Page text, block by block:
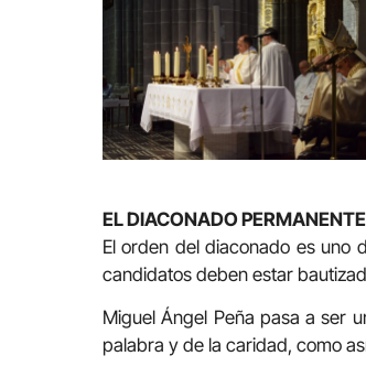
EL DIACONADO PERMANENTE
El orden del diaconado es uno
candidatos deben estar
Miguel Ángel Peña pasa a ser
palabra y de la caridad, como